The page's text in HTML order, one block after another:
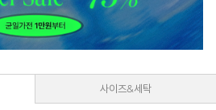
사이즈&세탁